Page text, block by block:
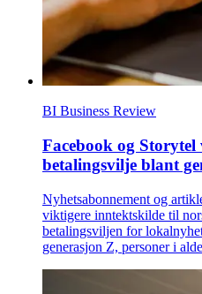
BI Business Review
Facebook og
betalingsvilje blant
Nyhetsabonnement og
viktigere inntektskilde til
betalingsviljen for
generasjon Z, personer i